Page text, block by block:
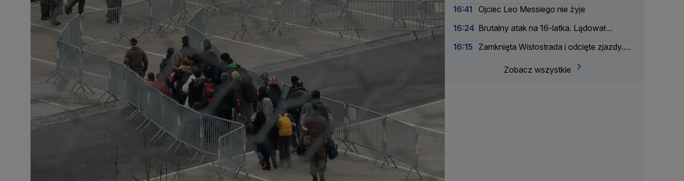
16:41
Ojciec Leo Messiego nie żyje
16:24 Brutalny atak na 16-latka. Lądował
16:15
Zamknięta Wisłostrada i odcięte zjazdy.
Zobacz wszystkie